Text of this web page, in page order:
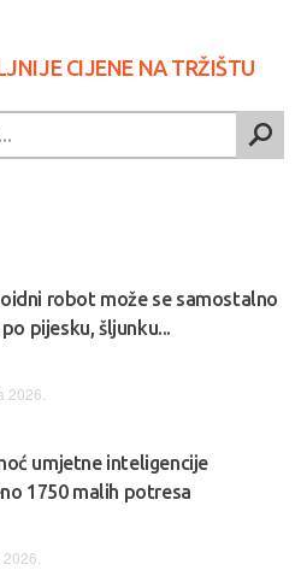
CIJENE NA TRŽIŠTU
robot može se samostalno
pijesku, šljunku...
2026.
umjetne inteligencije
1750 malih potresa